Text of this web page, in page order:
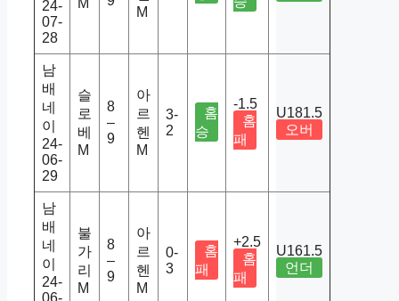
24-
07-
28
M
남
배
네
이
24-
06-
29
슬
로
베
M
8
–
9
아
르
헨
M
3-
2
홈
승
-1.5
홈
패
U181.5
오버
남
배
네
이
24-
06-
불
가
리
M
8
–
9
아
르
헨
M
0-
3
홈
패
+2.5
홈
패
U161.5
언더